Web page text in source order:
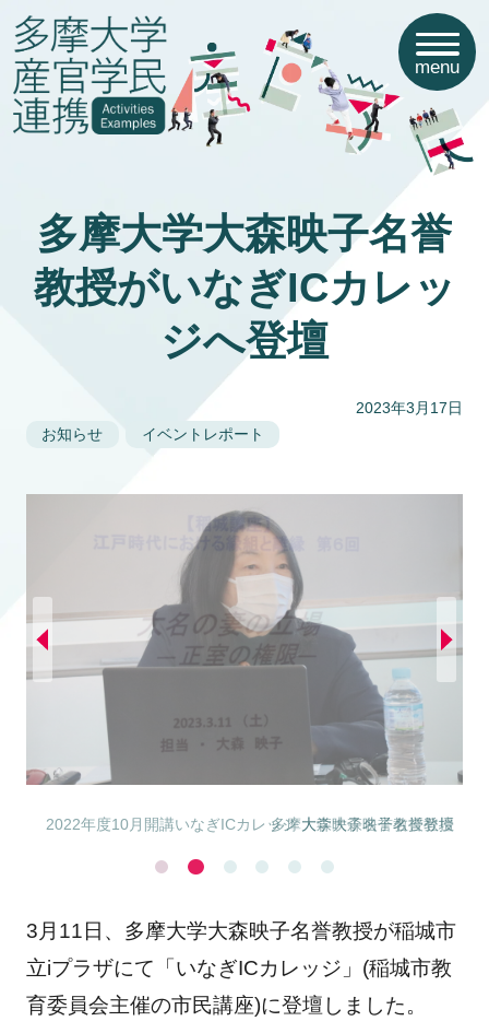
menu
多摩大学大森映子名誉
教授がいなぎICカレッ
ジへ登壇
2023年3月17日
お知らせ
イベントレポート
多摩大学大森映子名誉教授
3月11日、多摩大学大森映子名誉教授が稲城市
立iプラザにて「いなぎICカレッジ」(稲城市教
育委員会主催の市民講座)に登壇しました。